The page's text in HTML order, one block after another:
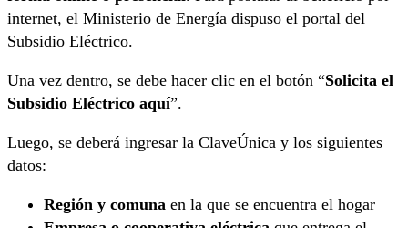
internet, el Ministerio de Energía dispuso el portal del
Subsidio Eléctrico.
Una vez dentro, se debe hacer clic en el botón “Solicita el
Subsidio Eléctrico aquí”.
Luego, se deberá ingresar la ClaveÚnica y los siguientes
datos:
Región y comuna en la que se encuentra el hogar